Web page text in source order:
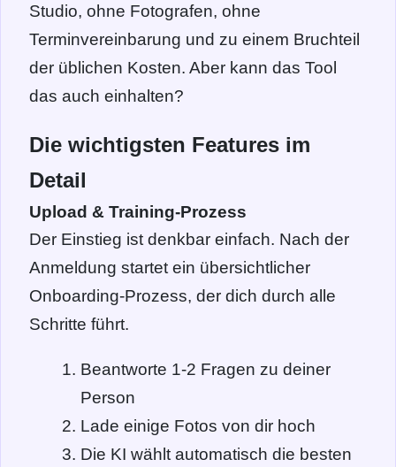
Studio, ohne Fotografen, ohne
Terminvereinbarung und zu einem Bruchteil
der üblichen Kosten. Aber kann das Tool
das auch einhalten?
Die wichtigsten Features im
Detail
Upload & Training-Prozess
Der Einstieg ist denkbar einfach. Nach der
Anmeldung startet ein übersichtlicher
Onboarding-Prozess, der dich durch alle
Schritte führt.
Beantworte 1-2 Fragen zu deiner
Person
Lade einige Fotos von dir hoch
Die KI wählt automatisch die besten